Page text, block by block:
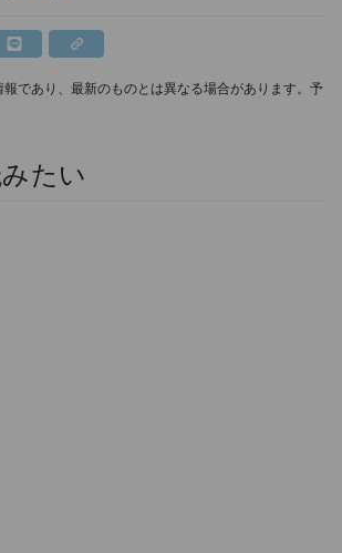
であり、最新のものとは異なる場合があります。予
たい